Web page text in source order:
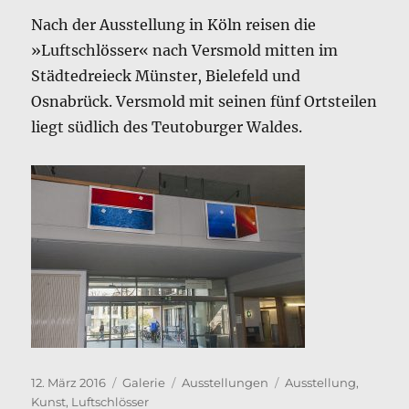
Nach der Ausstellung in Köln reisen die
»Luftschlösser« nach Versmold mitten im
Städtedreieck Münster, Bielefeld und
Osnabrück. Versmold mit seinen fünf Ortsteilen
liegt südlich des Teutoburger Waldes.
Veröffentlicht
am
12. März 2016 Format
Galerie Kategorien
Ausstellungen Schlagwörter
Ausstellung,
Kunst, Luftschlösser